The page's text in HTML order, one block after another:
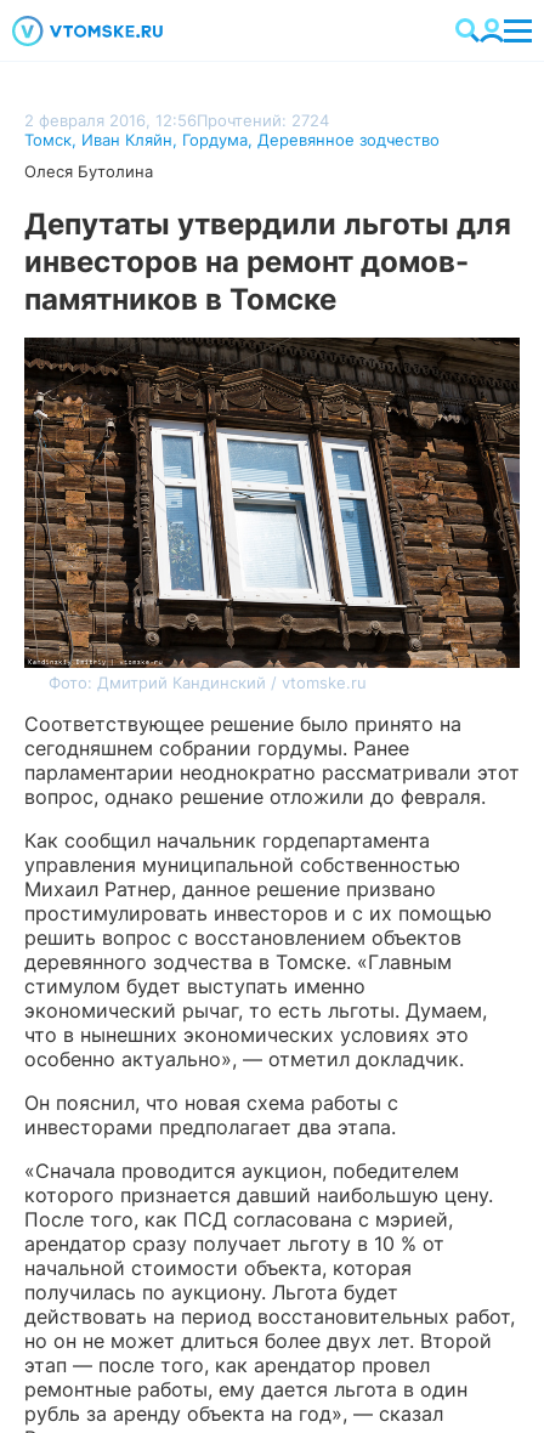
2 февраля 2016, 12:56Прочтений: 2724
Томск, Иван Кляйн, Гордума, Деревянное зодчество
Олеся Бутолина
Депутаты утвердили льготы для
инвесторов на ремонт домов-
памятников в Томске
Фото: Дмитрий Кандинский / vtomske.ru
Соответствующее решение было принято на
сегодняшнем собрании гордумы. Ранее
парламентарии неоднократно рассматривали этот
вопрос, однако решение отложили до февраля.
Как сообщил начальник гордепартамента
управления муниципальной собственностью
Михаил Ратнер, данное решение призвано
простимулировать инвесторов и с их помощью
решить вопрос с восстановлением объектов
деревянного зодчества в Томске. «Главным
стимулом будет выступать именно
экономический рычаг, то есть льготы. Думаем,
что в нынешних экономических условиях это
особенно актуально», — отметил докладчик.
Он пояснил, что новая схема работы с
инвесторами предполагает два этапа.
«Сначала проводится аукцион, победителем
которого признается давший наибольшую цену.
После того, как ПСД согласована с мэрией,
арендатор сразу получает льготу в 10 % от
начальной стоимости объекта, которая
получилась по аукциону. Льгота будет
действовать на период восстановительных работ,
но он не может длиться более двух лет. Второй
этап — после того, как арендатор провел
ремонтные работы, ему дается льгота в один
рубль за аренду объекта на год», — сказал